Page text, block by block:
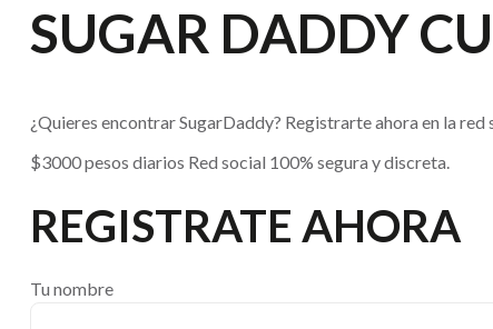
SUGAR DADDY
¿Quieres encontrar SugarDaddy? Registrarte ahora en la
$3000 pesos diarios Red social 100% segura y discreta.
REGISTRATE AHORA
Tu nombre